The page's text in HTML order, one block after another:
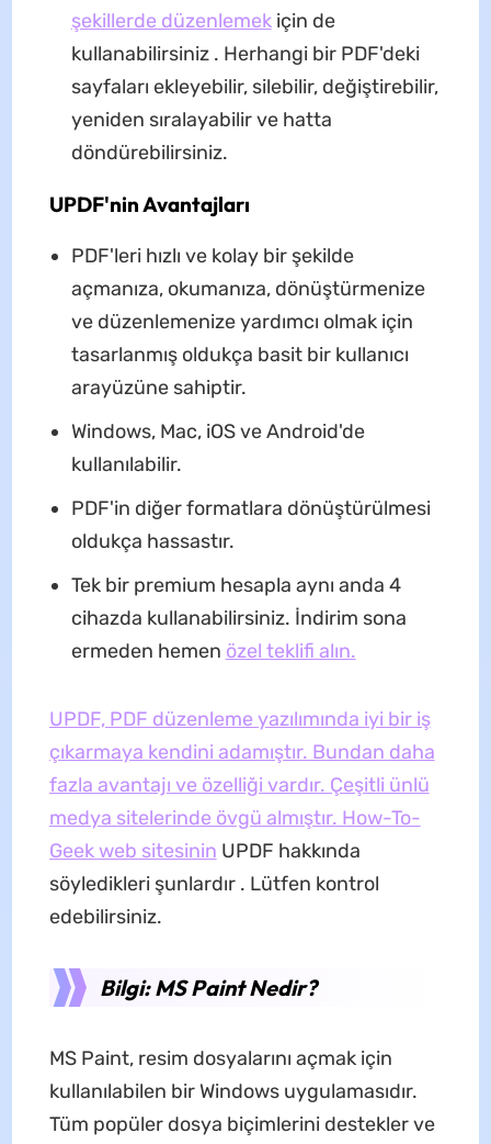
şekillerde düzenlemekiçin de
kullanabilirsiniz . Herhangi bir PDF'deki
sayfaları ekleyebilir, silebilir, değiştirebilir,
yeniden sıralayabilir ve hatta
döndürebilirsiniz.
UPDF'nin Avantajları
PDF'leri hızlı ve kolay bir şekilde
açmanıza, okumanıza, dönüştürmenize
ve düzenlemenize yardımcı olmak için
tasarlanmış oldukça basit bir kullanıcı
arayüzüne sahiptir.
Windows, Mac, iOS ve Android'de
kullanılabilir.
PDF'in diğer formatlara dönüştürülmesi
oldukça hassastır.
Tek bir premium hesapla aynı anda 4
cihazda kullanabilirsiniz. İndirim sona
ermeden hemen özel teklifi alın.
UPDF, PDF düzenleme yazılımında iyi bir iş
çıkarmaya kendini adamıştır. Bundan daha
fazla avantajı ve özelliği vardır. Çeşitli ünlü
medya sitelerinde övgü almıştır. How-To-
Geek web sitesinin UPDF hakkında
söyledikleri şunlardır . Lütfen kontrol
edebilirsiniz.
Bilgi: MS Paint Nedir?
MS Paint, resim dosyalarını açmak için
kullanılabilen bir Windows uygulamasıdır.
Tüm popüler dosya biçimlerini destekler ve